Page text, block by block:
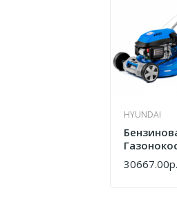
HYUNDAI
L 4620S
30667.00р.
КУПИТЬ